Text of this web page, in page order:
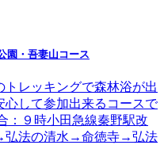
園・吾妻山コース
レッキングで森林浴が出
して参加出来るコースで
：９時小田急線秦野駅改
弘法の清水→命徳寺→弘法